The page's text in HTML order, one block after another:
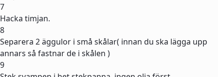
7
Hacka timjan.
8
Separera 2 äggulor i små skålar( innan du ska lägga upp
annars så fastnar de i skålen )
9